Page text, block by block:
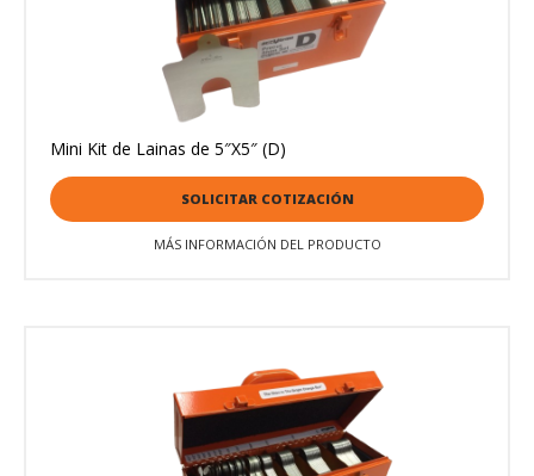
Mini Kit de Lainas de 5″X5″ (D)
SOLICITAR COTIZACIÓN
MÁS INFORMACIÓN DEL PRODUCTO